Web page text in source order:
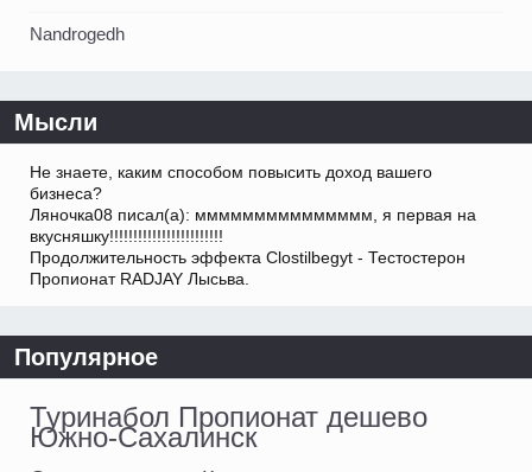
Nandrogedh
Мысли
Не знаете, каким способом повысить доход вашего
бизнеса?
Ляночка08 писал(а): ммммммммммммммм, я первая на
вкусняшку!!!!!!!!!!!!!!!!!!!!!!!!
Продолжительность эффекта Clostilbegyt - Тестостерон
Пропионат RADJAY Лысьва.
Популярное
Туринабол Пропионат дешево
Южно-Сахалинск